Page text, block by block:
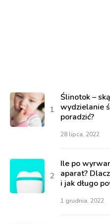
Ślinotok –
wydzielanie
poradzić?
28 lipca, 2022
Ile po
aparat?
i jak długo
1 grudnia, 2022